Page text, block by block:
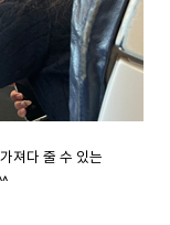
져다 줄 수 있는